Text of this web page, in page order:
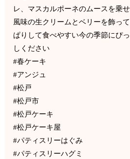
レ、マスカルポーネのムースを乗
風味の生クリームとベリー
ぱりして食べやすい今の季節にぴ
しください
#春ケーキ
#アンジュ
#松戸
#松戸市
#松戸ケーキ
#松戸ケーキ屋
#パティスリーはぐみ
#パティスリーハグミ